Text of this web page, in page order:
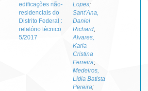
edificações não-
residenciais do
Distrito Federal :
relatório técnico
5/2017
Lopes;
Sant’Ana,
Daniel
Richard;
Alvares,
Karla
Cristina
Ferreira;
Medeiros,
Lídia Batista
Pereira;